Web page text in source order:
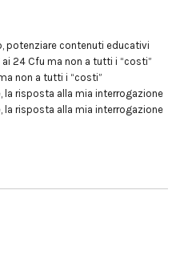
potenziare contenuti educativi
24 Cfu ma non a tutti i “costi”
non a tutti i “costi”
la risposta alla mia interrogazione
la risposta alla mia interrogazione